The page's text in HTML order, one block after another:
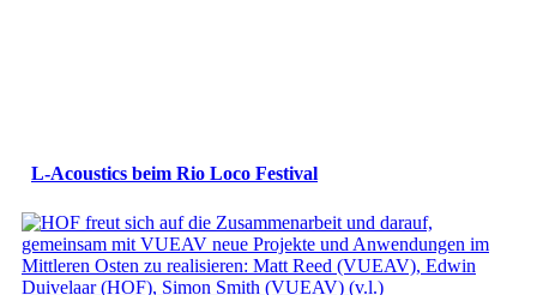
L-Acoustics beim Rio Loco Festival